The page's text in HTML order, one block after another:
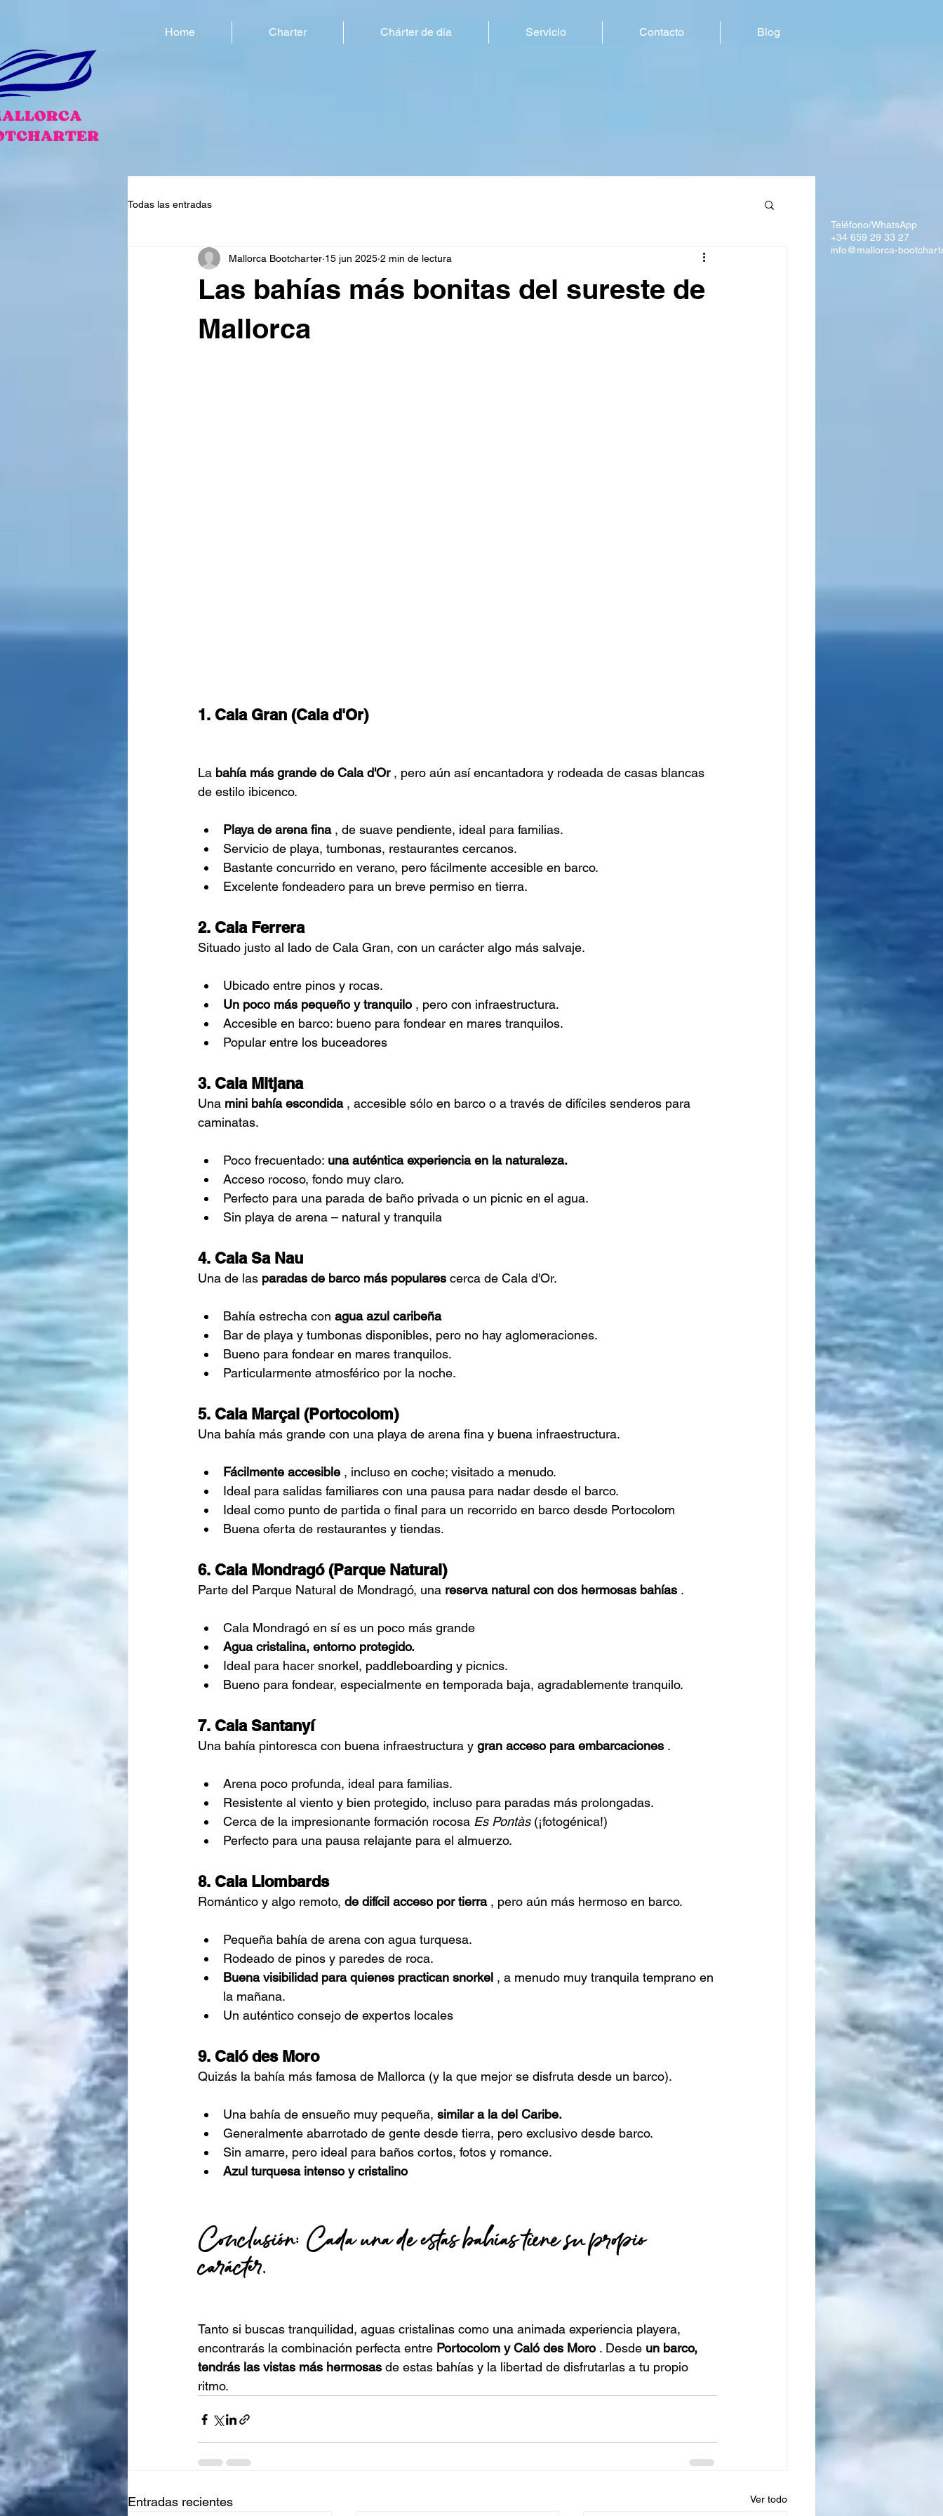
Home Charter Chárter de día Servicio Contacto Blog
Todas las entradas
Las bahías más bonitas del sureste de
Mallorca
Mallorca Bootcharter 15 jun 2025 2 min de lectura
1. Cala Gran (Cala d'Or)
La bahía más grande de Cala d'Or , pero aún así encantadora y rodeada de casas blancas
de estilo ibicenco.
Playa de arena fina , de suave pendiente, ideal para familias.
Servicio de playa, tumbonas, restaurantes cercanos.
Bastante concurrido en verano, pero fácilmente accesible en barco.
Excelente fondeadero para un breve permiso en tierra.
2. Cala Ferrera
Situado justo al lado de Cala Gran, con un carácter algo más salvaje.
Ubicado entre pinos y rocas.
Un poco más pequeño y tranquilo , pero con infraestructura.
Accesible en barco: bueno para fondear en mares tranquilos.
Popular entre los buceadores
3. Cala Mitjana
Una mini bahía escondida , accesible sólo en barco o a través de difíciles senderos para
caminatas.
Poco frecuentado: una auténtica experiencia en la naturaleza.
Acceso rocoso, fondo muy claro.
Perfecto para una parada de baño privada o un picnic en el agua.
Sin playa de arena – natural y tranquila
4. Cala Sa Nau
Una de las paradas de barco más populares cerca de Cala d'Or.
Bahía estrecha con agua azul caribeña
Bar de playa y tumbonas disponibles, pero no hay aglomeraciones.
Bueno para fondear en mares tranquilos.
Particularmente atmosférico por la noche.
5. Cala Marçal (Portocolom)
Una bahía más grande con una playa de arena fina y buena infraestructura.
Fácilmente accesible , incluso en coche; visitado a menudo.
Ideal para salidas familiares con una pausa para nadar desde el barco.
Ideal como punto de partida o final para un recorrido en barco desde Portocolom
Buena oferta de restaurantes y tiendas.
6. Cala Mondragó (Parque Natural)
Parte del Parque Natural de Mondragó, una reserva natural con dos hermosas bahías .
Cala Mondragó en sí es un poco más grande
Agua cristalina, entorno protegido.
Ideal para hacer snorkel, paddleboarding y picnics.
Bueno para fondear, especialmente en temporada baja, agradablemente tranquilo.
7. Cala Santanyí
Una bahía pintoresca con buena infraestructura y gran acceso para embarcaciones .
Arena poco profunda, ideal para familias.
Resistente al viento y bien protegido, incluso para paradas más prolongadas.
Cerca de la impresionante formación rocosa Es Pontàs (¡fotogénica!)
Perfecto para una pausa relajante para el almuerzo.
8. Cala Llombards
Romántico y algo remoto, de difícil acceso por tierra , pero aún más hermoso en barco.
Pequeña bahía de arena con agua turquesa.
Rodeado de pinos y paredes de roca.
Buena visibilidad para quienes practican snorkel , a menudo muy tranquila temprano en
la mañana.
Un auténtico consejo de expertos locales
9. Caló des Moro
Quizás la bahía más famosa de Mallorca (y la que mejor se disfruta desde un barco).
Una bahía de ensueño muy pequeña, similar a la del Caribe.
Generalmente abarrotado de gente desde tierra, pero exclusivo desde barco.
Sin amarre, pero ideal para baños cortos, fotos y romance.
Azul turquesa intenso y cristalino
Conclusión: Cada una de estas bahías tiene su propio
carácter.
Tanto si buscas tranquilidad, aguas cristalinas como una animada experiencia playera,
encontrarás la combinación perfecta entre Portocolom y Caló des Moro . Desde un barco,
tendrás las vistas más hermosas de estas bahías y la libertad de disfrutarlas a tu propio
ritmo.
Entradas recientes Ver todo
Teléfono/WhatsApp
+34 659 29 33 27
info@mallorca-